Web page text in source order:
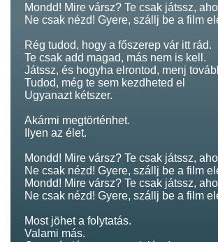
Mondd! Mire vársz? Te csak játssz,
Ne csak nézd! Gyere, szállj be a film
Rég tudod, hogy a főszerep vár itt rád.
Te csak add magad, más nem is kell.
Játssz, és hogyha elrontod, menj
Tudod, még te sem kezdheted el
Ugyanazt kétszer.
Akármi megtörténhet.
Ilyen az élet.
Mondd! Mire vársz? Te csak játssz,
Ne csak nézd! Gyere, szállj be a film
Mondd! Mire vársz? Te csak játssz,
Ne csak nézd! Gyere, szállj be a film
Most jöhet a folytatás.
Valami más.